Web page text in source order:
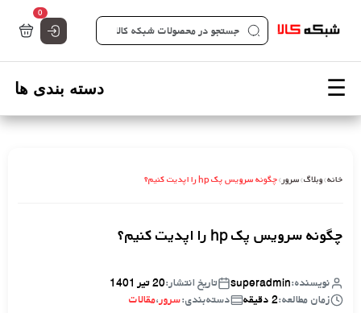
صفحه اصلی شبکه کالا - فروشگاه تخصصی قطعات شبکه
0تعداد
خانه›وبلاگ›سرور ›چگونه سرویس پک hp را اپدیت کنیم؟
چگونه سرویس پک hp را اپدیت کنیم؟
نویسنده:superadmin تاریخ انتشار:20 تیر 1401
زمان مطالعه:2 دقیقه دسته‌بندی:سرور،مقالات